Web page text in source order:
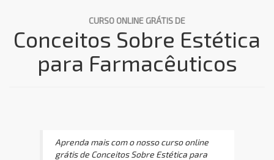
CURSO ONLINE GRÁTIS DE
Conceitos Sobre Estética
para Farmacêuticos
Aprenda mais com o nosso curso online
grátis de Conceitos Sobre Estética para